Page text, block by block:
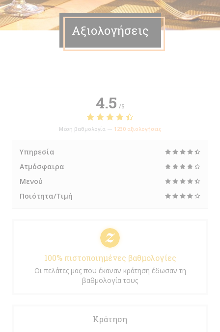
Αξιολογήσεις
4.5 /5
Μέση βαθμολογία — 1230 αξιολογήσεις
Υπηρεσία
Ατμόσφαιρα
Μενού
Ποιότητα/Τιμή
100% πιστοποιημένες βαθμολογίες
Οι πελάτες μας που έκαναν κράτηση έδωσαν τη
βαθμολογία τους
Κράτηση